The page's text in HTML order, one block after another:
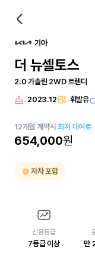
기아
더 뉴셀토스
2.0 가솔린 2WD 트렌디
2023.12 휘발유
12개월 계약시최저 대여료
654,000원
자차 포함
신용등급
7등급 이상 만